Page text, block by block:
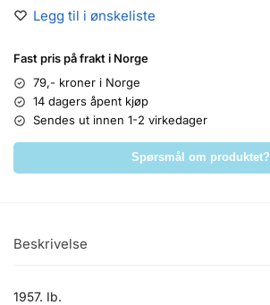
Legg til i ønskeliste
Fast pris på frakt i Norge
79,- kroner i Norge
14 dagers åpent kjøp
Sendes ut innen 1-2 virkedager
Spørsmål om produktet?
Beskrivelse
1957. Ib.